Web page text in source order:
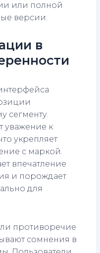
или полной
версии.
в
сегменту.
уважение к
укрепляет
с маркой.
впечатление
и порождает
для
противоречие
сомнения в